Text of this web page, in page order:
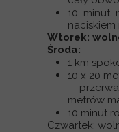
10 minut
naciskiem
Wtorek:
Środa:
1 km
10 x 20
-
metrów
10 minut
Czwartek: